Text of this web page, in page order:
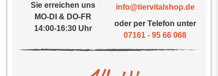
Sie erreichen uns
MO-DI & DO-FR
14:00-16:30 Uhr
info@tiervitalshop.de
oder per Telefon unter
07161 - 95 66 068